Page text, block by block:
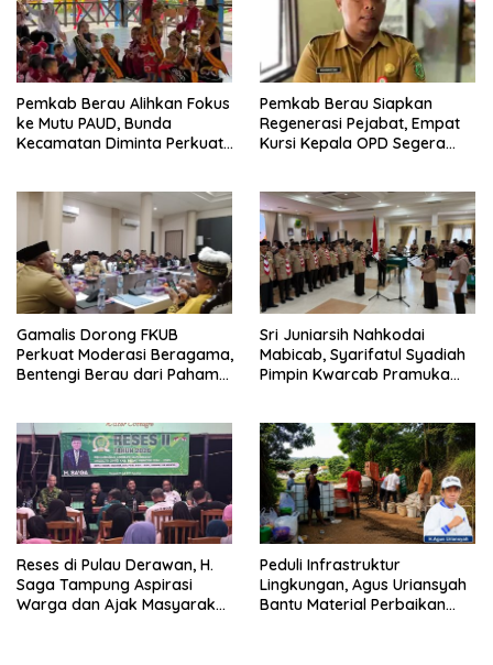
Pemkab Berau Alihkan Fokus
ke Mutu PAUD, Bunda
Kecamatan Diminta Perkuat
Pemkab Berau Siapkan
Regenerasi Pejabat, Empat
Kursi Kepala OPD Segera
Gamalis Dorong FKUB
Perkuat Moderasi Beragama,
Bentengi Berau dari Paham
Sri Juniarsih Nahkodai
Mabicab, Syarifatul Syadiah
Pimpin Kwarcab Pramuka
Reses di Pulau Derawan, H.
Saga Tampung Aspirasi
Warga dan Ajak Masyarakat
Peduli Infrastruktur
Lingkungan, Agus Uriansyah
Bantu Material Perbaikan